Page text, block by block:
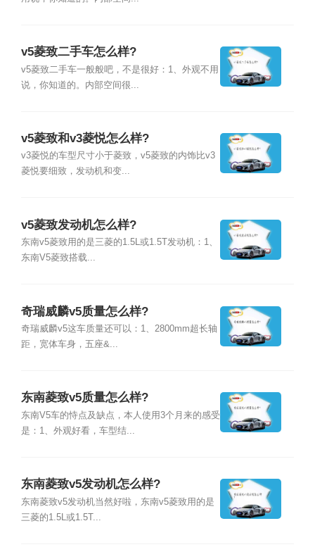
v5菱致二手车怎么样?
v5菱致二手车一般般吧，不是很好：1、外观不用
说，你知道的。内部空间很...
v5菱致和v3菱悦怎么样?
v3菱悦的车型尺寸小于菱致，v5菱致的内饰比v3
菱悦要细致，发动机和变...
v5菱致发动机怎么样?
东南v5菱致用的是三菱的1.5L或1.5T发动机：1、
东南V5菱致搭载...
奇瑞威麟v5质量怎么样?
奇瑞威麟v5这车质量还可以：1、2800mm超长轴
距，宽体车身，五座&...
东南菱致v5质量怎么样?
东南V5车的恃点及缺点，本人使用3个月来的感受
是：1、外观好看，车型结...
东南菱致v5发动机怎么样?
东南菱致v5发动机当然好啦，东南v5菱致用的是
三菱的1.5L或1.5T...